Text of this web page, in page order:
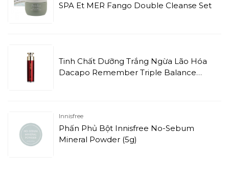
SPA Et MER Fango Double Cleanse Set
Tinh Chất Dưỡng Trắng Ngừa Lão Hóa
Dacapo Remember Triple Balance
Innisfree
Phấn Phủ Bột Innisfree No-Sebum
Mineral Powder (5g)